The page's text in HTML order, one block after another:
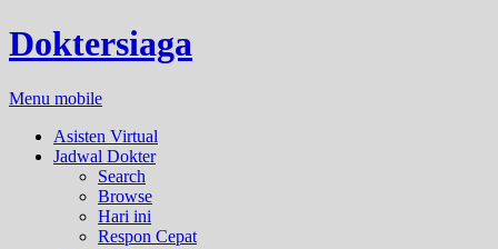
Doktersiaga
Menu mobile
Asisten Virtual
Jadwal Dokter
Search
Browse
Hari ini
Respon Cepat